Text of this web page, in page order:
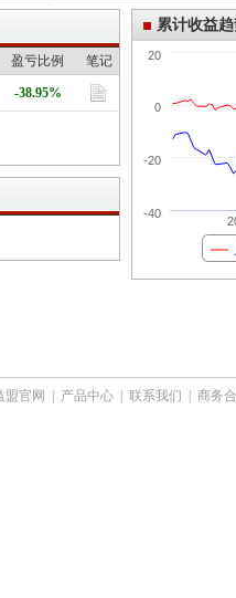
盈亏比例 笔记
-38.95%
累计收益
0
-40
-20
20
盟官网 产品中心 联系我们 商务